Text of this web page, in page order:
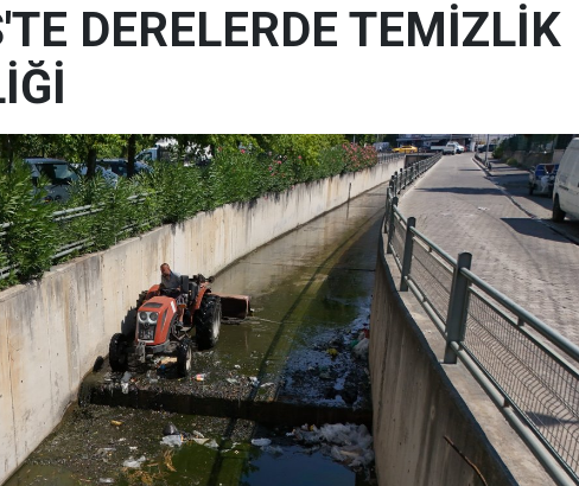
DERELERDE TEMİZLİK